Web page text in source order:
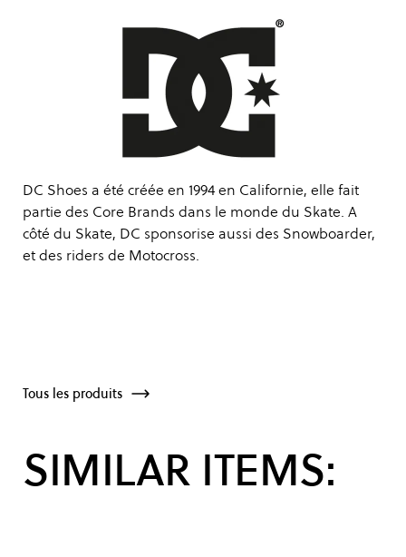
DC Shoes a été créée en 1994 en Californie, elle fait
partie des Core Brands dans le monde du Skate. A
côté du Skate, DC sponsorise aussi des Snowboarder,
et des riders de Motocross.
Tous les produits
SIMILAR ITEMS: